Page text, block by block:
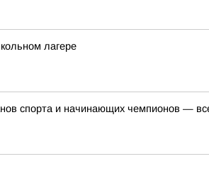
лагере
спорта и начинающих чемпионов —